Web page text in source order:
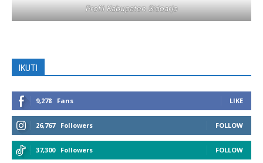
Profil Kabupaten Sidoarjo
IKUTI
9,278 Fans LIKE
26,767 Followers FOLLOW
37,300 Followers FOLLOW